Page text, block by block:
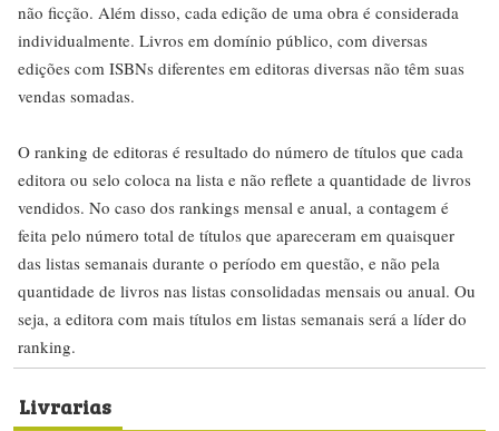
não ficção. Além disso, cada edição de uma obra é considerada
individualmente. Livros em domínio público, com diversas
edições com ISBNs diferentes em editoras diversas não têm suas
vendas somadas.
O ranking de editoras é resultado do número de títulos que cada
editora ou selo coloca na lista e não reflete a quantidade de livros
vendidos. No caso dos rankings mensal e anual, a contagem é
feita pelo número total de títulos que apareceram em quaisquer
das listas semanais durante o período em questão, e não pela
quantidade de livros nas listas consolidadas mensais ou anual. Ou
seja, a editora com mais títulos em listas semanais será a líder do
ranking.
Livrarias